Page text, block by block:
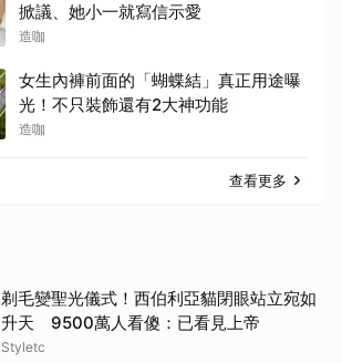
掀議、她小一就寫信示愛
造咖
女生內褲前面的「蝴蝶結」真正用途曝
光！不只裝飾還有2大神功能
造咖
查看更多
剃毛變聖光儀式！西伯利亞貓閉眼站立宛如
升天 9500萬人看傻：已看見上帝
Styletc